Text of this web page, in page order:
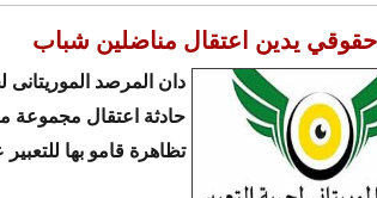
يدين اعتقال مناضلين شباب
دان المرصد الموريتانى
حادثة اعتقال مجموعة
تظاهرة قامو بها للتعبير